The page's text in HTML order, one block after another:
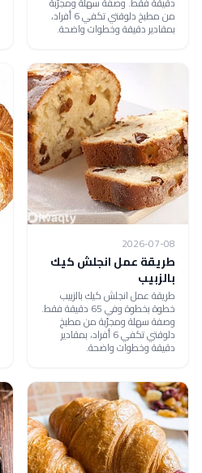
من مطبخ دلوقتي تكفي 6 أفراد،
بمقادير دقيقة وخطوات واضحة.
2026-07-08
طريقة عمل انجلش كيك
بالزبيب
طريقة عمل انجلش كيك بالزبيب
خطوة بخطوة وفي 65 دقيقة فقط.
وصفة سهلة ومجرّبة من مطبخ
دلوقتي تكفي 6 أفراد، بمقادير
دقيقة وخطوات واضحة.